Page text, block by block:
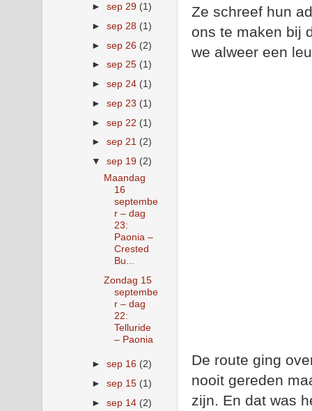
Ze schreef hun
ons te maken bij
we alweer een
De route ging
nooit gereden
zijn. En dat was
► sep 29 (1)
► sep 28 (1)
► sep 26 (2)
► sep 25 (1)
► sep 24 (1)
► sep 23 (1)
► sep 22 (1)
► sep 21 (2)
▼ sep 19 (2)
Maandag
16
septembe
r – dag
23:
Paonia –
Crested
Bu...
Zondag 15
septembe
r – dag
22:
Telluride
– Paonia
► sep 16 (2)
► sep 15 (1)
► sep 14 (2)